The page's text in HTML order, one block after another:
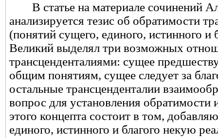
В статье на материале сочинений
анализируется тезис об обратимости
(понятий сущего, единого, истинного и
Великий выделял три возможных
трансценденталиями: сущее
общим понятиям, сущее следует за
остальные трансценденталии
вопрос для установления обратимости
этого концепта состоит в том,
единого, истинного и благого некую